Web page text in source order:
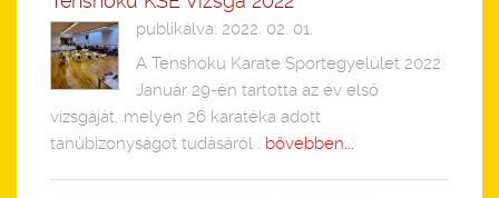
publikálva: 2022. 02. 01.
A Tenshoku Karate Sportegyelület 2022
Január 29-én tartotta az év első
vizsgáját, melyen 26 karatéka adott
tanúbizonyságot tudásáról . bővebben...